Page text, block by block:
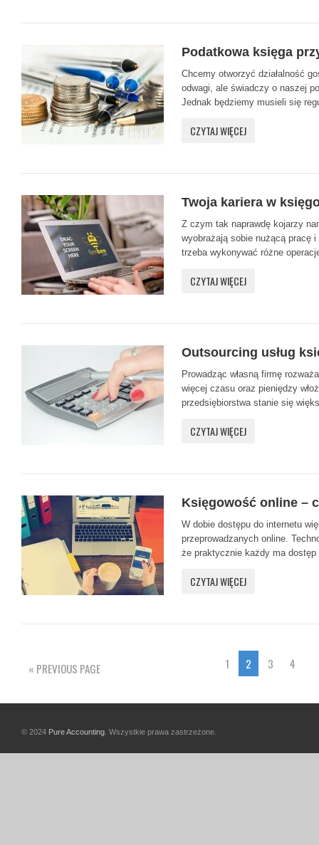
Podatkowa księga
Chcemy otworzyć działalność
odwagi, ale świadczy o naszej
Jednak będziemy musieli się
CZYTAJ WIĘCEJ
Twoja kariera w
Z czym tak naprawdę kojarzy
wyobrażają sobie nużącą pracę
trzeba wykonywać różne
CZYTAJ WIĘCEJ
Outsourcing usług
Prowadząc własną firmę
więcej czasu oraz pieniędzy
przedsiębiorstwa stanie się
CZYTAJ WIĘCEJ
Księgowość online –
W dobie dostępu do internetu
przeprowadzanych online.
że praktycznie każdy ma
CZYTAJ WIĘCEJ
« PREVIOUS PAGE 1 2 3 4
© 2024 Pure Accounting . Wszystkie prawa zastrzeżone.